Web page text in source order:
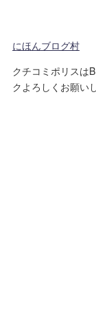
にほんブログ村
クチコミポリスは
クよろしくお願い